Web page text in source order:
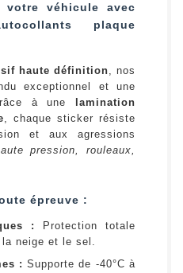
véhicule avec
plaque
haute définition, nos
exceptionnel et une
à une
lamination
, chaque sticker résiste
et aux agressions
pression, rouleaux,
épreuve :
:
Protection totale
neige et le sel.
: Supporte de -40°C à